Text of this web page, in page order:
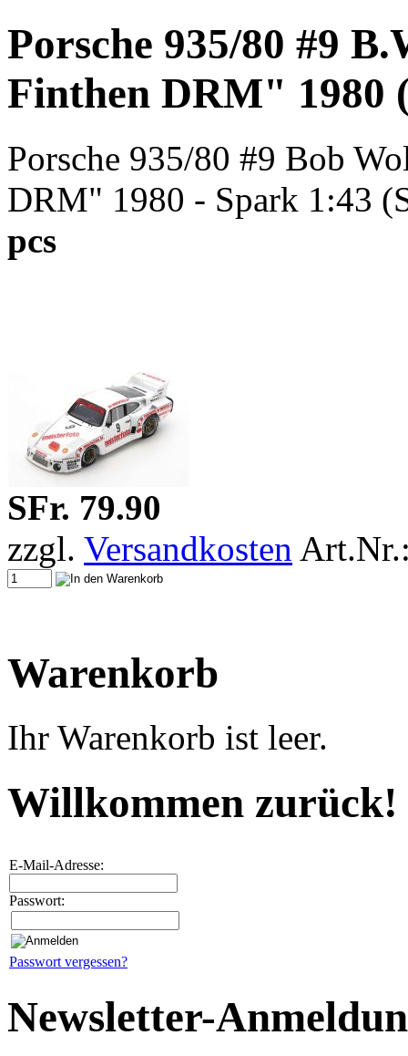
Porsche 935/80 #9
Finthen DRM" 1980
Porsche 935/80 #9 Bob
DRM" 1980 - Spark 1:43
pcs
SFr. 79.90
zzgl. Versandkosten
Warenkorb
Ihr Warenkorb ist leer.
Willkommen zurück!
E-Mail-Adresse:
Passwort:
Passwort vergessen?
Newsletter-